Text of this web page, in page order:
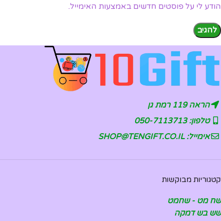
הודע לי על פוסטים חדשים באמצעות האימייל.
הראה 119 רמת גן
טלפון: 050-7113713
אימייל: SHOP@TENGIFT.CO.IL
קטגוריות מבוקשות
שח מט - שחמט
שש בש דמקה